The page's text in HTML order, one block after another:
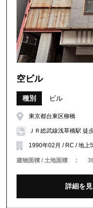
空ビル
種別 ビル
東京都台東区柳橋
ＪＲ総武線浅草橋駅 徒
1990年02月 / RC / 地上
建物面積 / 土地面積 ：
詳細を